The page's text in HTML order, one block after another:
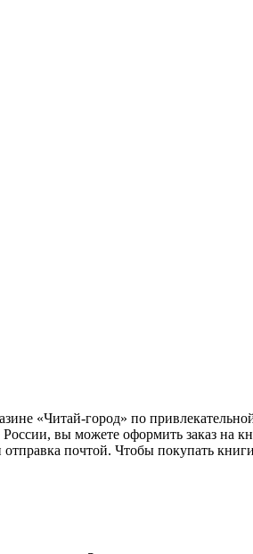
«Читай-город» по
вы можете оформить заказ на
почтой. Чтобы покупать